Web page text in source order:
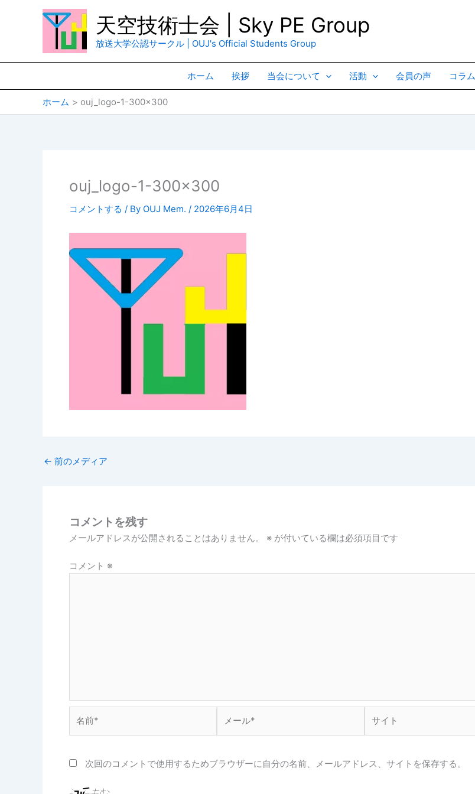
キ
プ
天空技術士会 | Sky PE Group
放送大学公認サークル | OUJ's Official Students Group
ホーム 挨拶 当会について 活動 会員の声 コラム
ホーム ouj_logo-1-300×300
ouj_logo-1-300×300
コメントする / By OUJ Mem. / 2026年6月4日
← 前のメディア
コメントを残す
メールアドレスが公開されることはありません。 ※ が付いている欄は必須項目です
コメント ※
前
ー
次回のコメントで使用するためブラウザーに自分の名前、メールアドレス、サイトを保存する。